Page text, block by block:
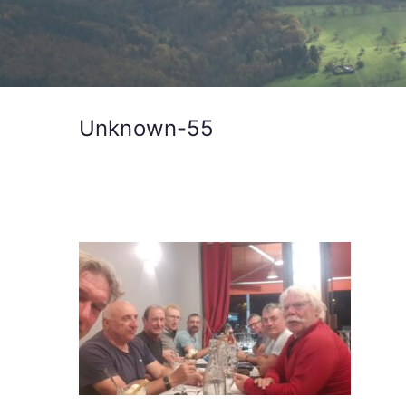
Unknown-55